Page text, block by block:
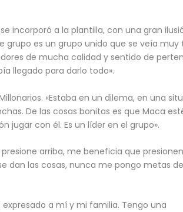
incorporó a la plantilla, con una gran
grupo es un grupo unido que se veía muy
de mucha calidad y sentido de
llegado para darlo todo».
«Estaba en un dilema, en una
De las cosas bonitas es que Maca
con él. Es un líder en el grupo».
arriba, me beneficia que
dan las cosas, nunca me pongo metas
a mí y mi familia. Tengo una